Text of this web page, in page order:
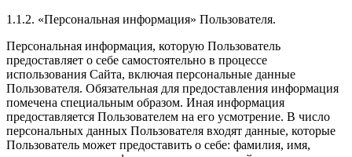
1.1.2. «Персональная информация» Пользователя.
Персональная информация, которую Пользователь
предоставляет о себе самостоятельно в процессе
использования Сайта, включая персональные данные
Пользователя. Обязательная для предоставления информация
помечена специальным образом. Иная информация
предоставляется Пользователем на его усмотрение. В число
персональных данных Пользователя входят данные, которые
Пользователь может предоставить о себе: фамилия, имя,